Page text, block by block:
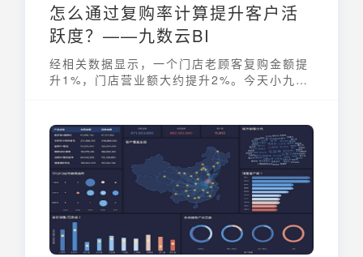
怎么通过复购率计算提升客户活
跃度？——九数云BI
经相关数据显示，一个门店老顾客复购金额提
升1%，门店营业额大约提升2%。今天小九就